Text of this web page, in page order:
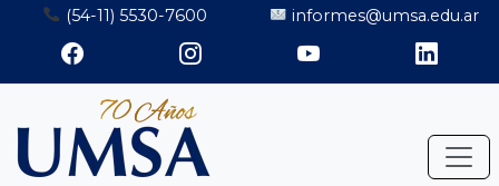
Saltar
contenido
(54-11) 5530-7600 informes@umsa.edu.ar